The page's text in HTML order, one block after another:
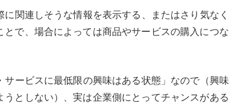
関連しそうな情報を表示する、またはさり気なく
とで、場合によっては商品やサービスの購入につな
ービスに最低限の興味はある状態」なので（興味
としない）、実は企業側にとってチャンスがある